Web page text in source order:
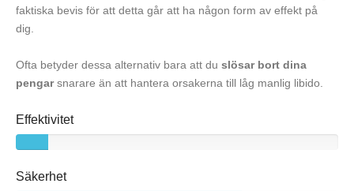
faktiska bevis för att detta går att ha någon form av effekt på
dig.
Ofta betyder dessa alternativ bara att du slösar bort dina
pengarsnarare än att hantera orsakerna till låg manlig libido.
Effektivitet
Säkerhet